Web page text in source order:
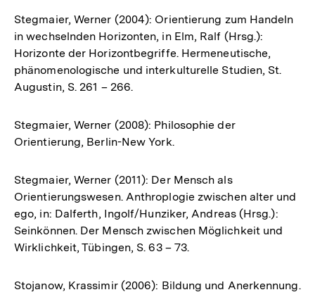
Stegmaier, Werner (2004): Orientierung zum Handeln
in wechselnden Horizonten, in Elm, Ralf (Hrsg.):
Horizonte der Horizontbegriffe. Hermeneutische,
phänomenologische und interkulturelle Studien, St.
Augustin, S. 261 – 266.
Stegmaier, Werner (2008): Philosophie der
Orientierung, Berlin-New York.
Stegmaier, Werner (2011): Der Mensch als
Orientierungswesen. Anthroplogie zwischen alter und
ego, in: Dalferth, Ingolf/Hunziker, Andreas (Hrsg.):
Seinkönnen. Der Mensch zwischen Möglichkeit und
Wirklichkeit, Tübingen, S. 63 – 73.
Stojanow, Krassimir (2006): Bildung und Anerkennung.